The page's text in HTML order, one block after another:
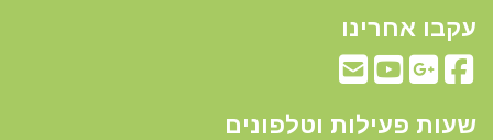
עקבו אחרינו
שעות פעילות וטלפונים